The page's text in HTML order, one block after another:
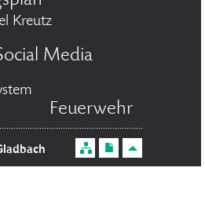
Kreutz
Media
Feuerwehr